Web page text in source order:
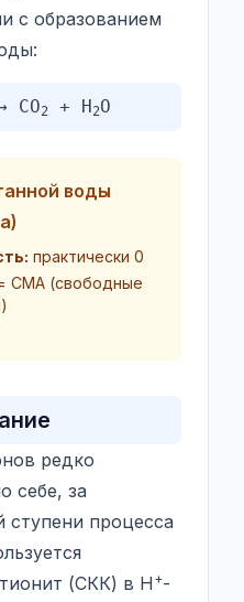
с образованием
CO2 + H2O
воды
практически 0
СМА (свободные
редко
себе, за
процесса
(СКК) в H +-